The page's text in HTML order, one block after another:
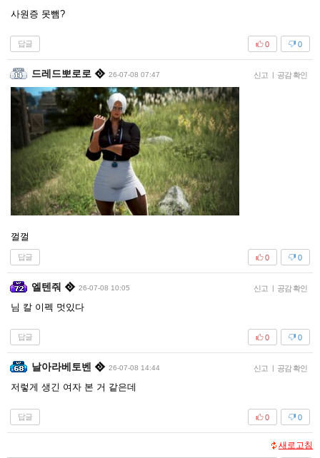
사원증 못뺌?
답글 0
0
드레드뽀로로 26-07-08 07:47 신고 | 공감 확인
껄껄
답글 0
0
엘텐줘 26-07-08 10:05 신고 공감 확인
님 칼 이펙 멋있다
답글 0
0
날아라베토벤 26-07-08 14:44 신고 공감 확인
저렇게 생긴 여자 본 거 같은데
답글 0
0
새로고침